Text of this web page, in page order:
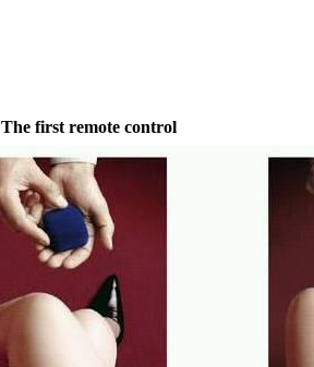
The first remote control